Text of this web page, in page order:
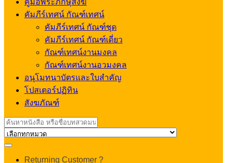
คู่มือพระภิกษุสงฆ์
คัมภีร์เทศน์ กัณฑ์เทศน์
คัมภีร์เทศน์ กัณฑ์ชุด
คัมภีร์เทศน์ กัณฑ์เดี่ยว
กัณฑ์เทศน์งานมงคล
กัณฑ์เทศน์งานอวมงคล
อนุโมทนาบัตรและใบสำคัญ
โปสเตอร์ปฏิทิน
สังฆภัณฑ์
Search
for:
Returning Customer ?